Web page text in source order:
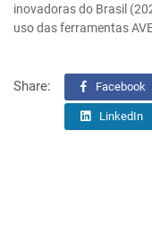
inovadoras do Brasil
uso das ferramentas
Share: Facebook
LinkedIn